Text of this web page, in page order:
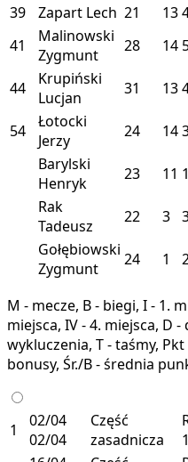
39
Zapart Lech 21 13
41
Malinowski
Zygmunt
28 14
44
Krupiński
Lucjan
31 13
54
Łotocki
Jerzy
24 14
Barylski
Henryk
23 11
Rak
Tadeusz
22 3
Gołębiowski
Zygmunt
24 1
M - mecze, B - biegi, I - 1.
miejsca, IV - 4. miejsca, D
wykluczenia, T - taśmy,
bonusy, Śr./B - średnia
1
02/04
02/04
Część
zasadnicza
1